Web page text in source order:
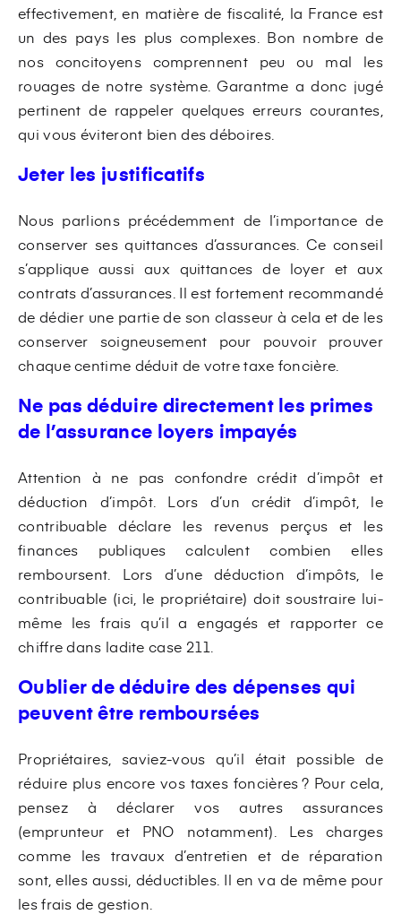
effectivement, en matière de fiscalité, la France est
un des pays les plus complexes. Bon nombre de
nos concitoyens comprennent peu ou mal les
rouages de notre système. Garantme a donc jugé
pertinent de rappeler quelques erreurs courantes,
qui vous éviteront bien des déboires.
Jeter les justificatifs
Nous parlions précédemment de l’importance de
conserver ses quittances d’assurances. Ce conseil
s’applique aussi aux quittances de loyer et aux
contrats d’assurances. Il est fortement recommandé
de dédier une partie de son classeur à cela et de les
conserver soigneusement pour pouvoir prouver
chaque centime déduit de votre taxe foncière.
Ne pas déduire directement les primes
de l’assurance loyers impayés
Attention à ne pas confondre crédit d’impôt et
déduction d’impôt. Lors d’un crédit d’impôt, le
contribuable déclare les revenus perçus et les
finances publiques calculent combien elles
remboursent. Lors d’une déduction d’impôts, le
contribuable (ici, le propriétaire) doit soustraire lui-
même les frais qu’il a engagés et rapporter ce
chiffre dans ladite case 211.
Oublier de déduire des dépenses qui
peuvent être remboursées
Propriétaires, saviez-vous qu’il était possible de
réduire plus encore vos taxes foncières ? Pour cela,
pensez à déclarer vos autres assurances
(emprunteur et PNO notamment). Les charges
comme les travaux d’entretien et de réparation
sont, elles aussi, déductibles. Il en va de même pour
les frais de gestion.